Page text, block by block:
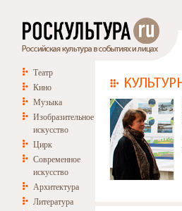
Театр
Кино
Музыка
Изобразительное
искусство
Цирк
Современное
искусство
Архитектура
Литература